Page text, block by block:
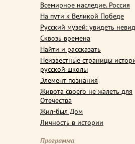
Всемирное наследие. Россия
На пути к Великой Победе
Русский музей: увидеть
Сквозь времена
Найти и рассказать
Неизвестные страницы
русской школы
Элемент познания
Живота своего не жалеть для
Отечества
Жил-был Дом
Личность в истории
Программа